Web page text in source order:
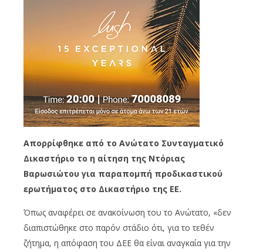
Απορρίφθηκε από το Ανώτατο Συνταγματικό
Δικαστήριο το η αίτηση της Ντόριας
Βαρωσιώτου για παραπομπή προδικαστικού
ερωτήματος στο Δικαστήριο της ΕΕ.
Όπως αναφέρει σε ανακοίνωση του το Ανώτατο, «δεν
διαπιστώθηκε στο παρόν στάδιο ότι, για το τεθέν
ζήτημα, η απόφαση του ΔΕΕ θα είναι αναγκαία για την